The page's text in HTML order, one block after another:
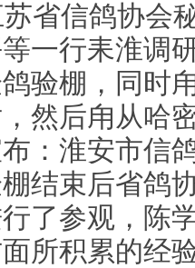
省信鸽协会
一行耒淮调
验棚，同时
然后甪从哈
：淮安市信
结束后省鸽
了参观，陈
所积累的经